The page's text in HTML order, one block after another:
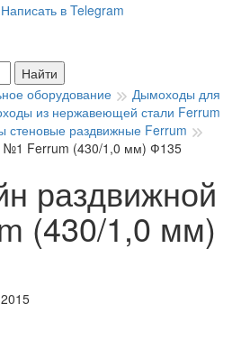
Написать в Telegram
Найти
оборудование
Дымоходы для
из нержавеющей стали Ferrum
стеновые раздвижные Ferrum
№1 Ferrum (430/1,0 мм) Ф135
раздвижной
(430/1,0 мм)